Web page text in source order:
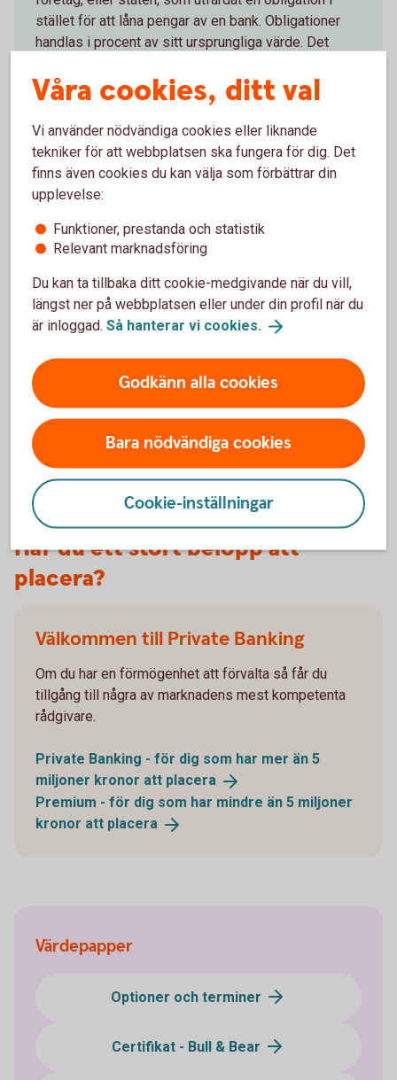
stället för att låna pengar av en bank. Obligationer
handlas i procent av sitt ursprungliga värde. Det
av ränta.
Obligationer ochränteplaceringar
Mer information
Fonder
Aktier
Investera i värdepapper - mer information
Våravärdepapperstjänster
Så handlar du
värdepapper
Prospekt
Har du ett stort belopp att
placera?
Välkommen till Private Banking
Om du har en förmögenhet att förvalta så får du
tillgång till några av marknadens mest kompetenta
rådgivare.
Private Banking - för dig som har mer än 5
miljoner kronor att placera
Premium - för dig som har mindre än 5 miljoner
kronor att placera
Värdepapper
Optioner och terminer
Certifikat - Bull & Bear
Våra cookies, ditt val
Vi använder nödvändiga cookies eller liknande
tekniker för att webbplatsen ska fungera för dig. Det
finns även cookies du kan välja som förbättrar din
upplevelse:
Funktioner, prestanda och statistik
Relevant marknadsföring
Du kan ta tillbaka ditt cookie-medgivande när du vill,
längst ner på webbplatsen eller under din profil när du
är inloggad. Så hanterar vi cookies.
Godkänn alla cookies
Bara nödvändiga cookies
Cookie-inställningar